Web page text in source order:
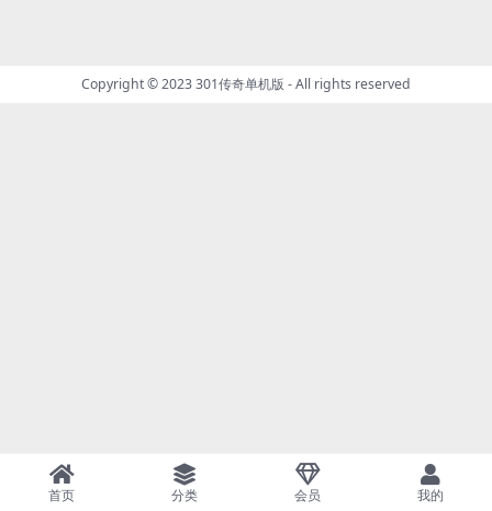
Copyright © 2023301传奇单机版 - All rights reserved
首页 分类 会员 我的